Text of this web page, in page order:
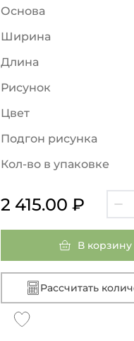
Основа
Ширина
Длина
Рисунок
Цвет
Подгон рисунка
Кол-во в упаковке
2 415.00 ₽
В корзину
Рассчитать